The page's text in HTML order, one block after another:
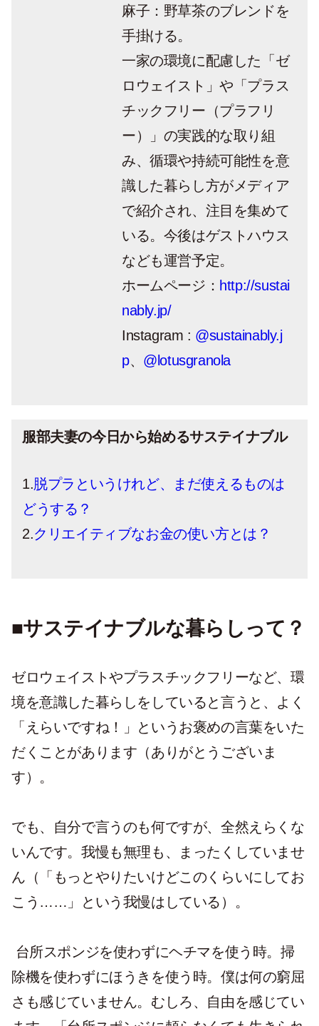
麻子：野草茶のブレンドを
手掛ける。
一家の環境に配慮した「ゼ
ロウェイスト」や「プラス
チックフリー（プラフリ
ー）」の実践的な取り組
み、循環や持続可能性を意
識した暮らし方がメディア
で紹介され、注目を集めて
いる。今後はゲストハウス
なども運営予定。
ホームページ： http://sustai
nably.jp/
Instagram : @sustainably.j
p、 @lotusgranola
服部夫妻の今日から始めるサステイナブル
1.脱プラというけれど、まだ使えるものは
どうする？
2.クリエイティブなお金の使い方とは？
■サステイナブルな暮らしって？
ゼロウェイストやプラスチックフリーなど、環
境を意識した暮らしをしていると言うと、よく
「えらいですね！」というお褒めの言葉をいた
だくことがあります（ありがとうございま
す）。
でも、自分で言うのも何ですが、全然えらくな
いんです。我慢も無理も、まったくしていませ
ん（「もっとやりたいけどこのくらいにしてお
こう……」という我慢はしている）。
台所スポンジを使わずにヘチマを使う時。掃
除機を使わずにほうきを使う時。僕は何の窮屈
さも感じていません。むしろ、自由を感じてい